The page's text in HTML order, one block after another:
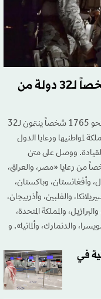
«أمانة» السعودية تجلي 1765 شخصاً لـ32 دولة من
نقلت سفينة «أمانة» السعودية، اليوم (الخميس)، نحو 1765 شخصاً ينتمون لـ32
لمواطنيها ورعايا الدول
ووصل على متن
مساء اليوم، مواطن سعودي و1765 شخصاً من رعايا «مصر، والعراق،
وأفغانستان، وباكستان،
والفلبين، وأذربيجان،
والمملكة المتحدة،
والدنمارك، وألمانيا». و
في